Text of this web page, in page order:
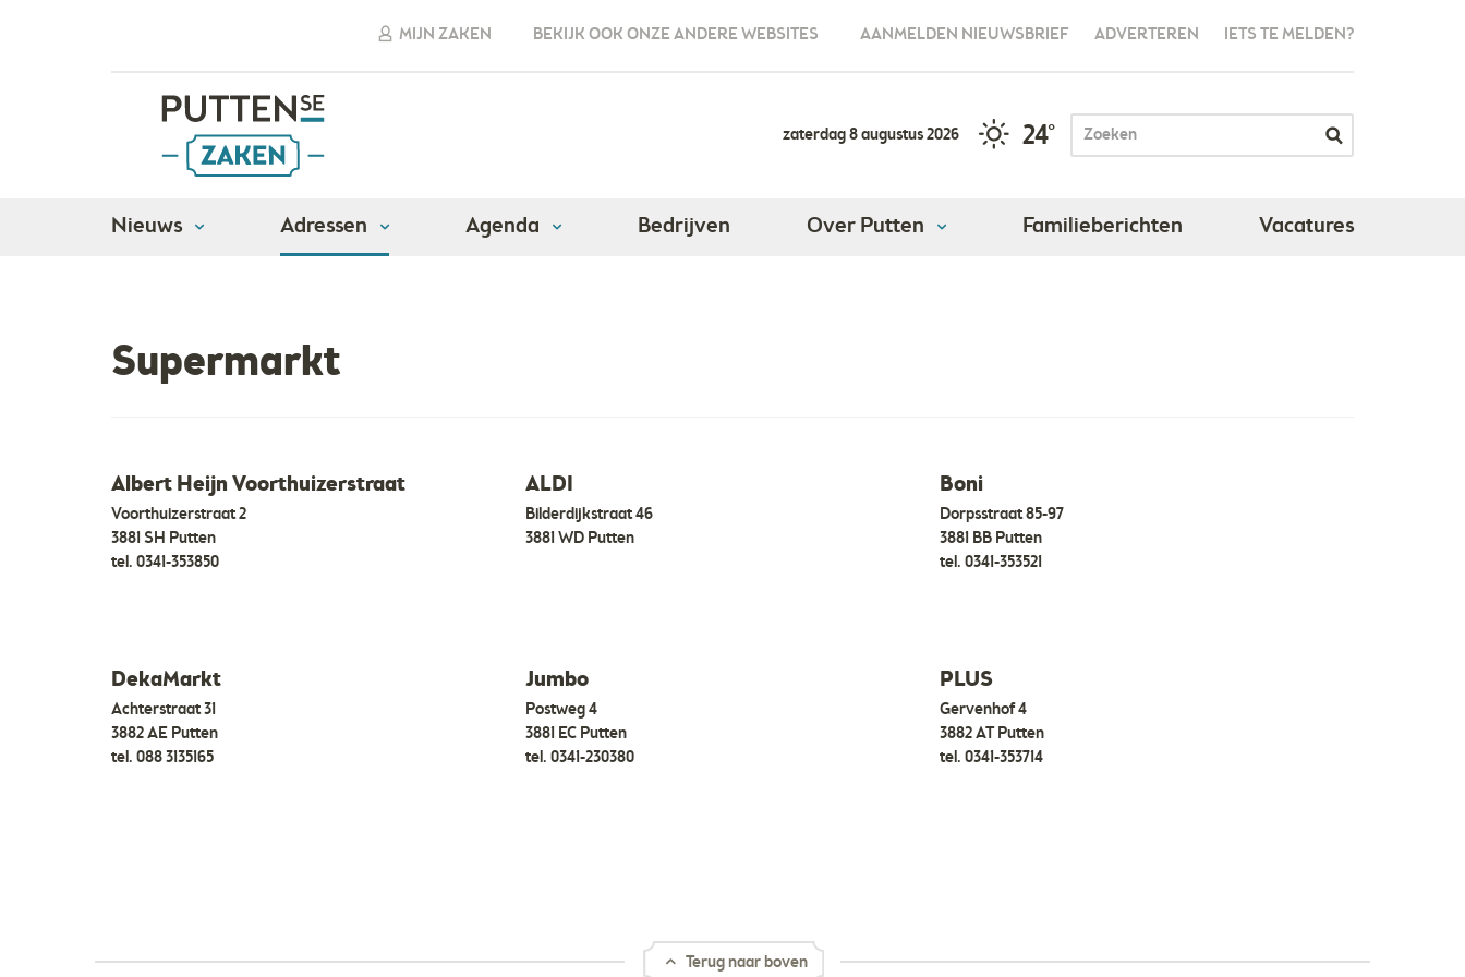
MIJN ZAKEN BEKIJK OOK ONZE ANDERE WEBSITES AANMELDEN NIEUWSBRIEF ADVERTEREN IETS TE MELDEN?
zaterdag 8 augustus 2026 24°
Nieuws Adressen Agenda Bedrijven Over Putten Familieberichten Vacatures
Supermarkt
Albert Heijn Voorthuizerstraat
Voorthuizerstraat 2
3881 SH Putten
tel. 0341-353850
ALDI
Bilderdijkstraat 46
3881 WD Putten
Boni
Dorpsstraat 85-97
3881 BB Putten
tel. 0341-353521
DekaMarkt
Achterstraat 31
3882 AE Putten
tel. 088 3135165
Jumbo
Postweg 4
3881 EC Putten
tel. 0341-230380
PLUS
Gervenhof 4
3882 AT Putten
tel. 0341-353714
Terug naar boven